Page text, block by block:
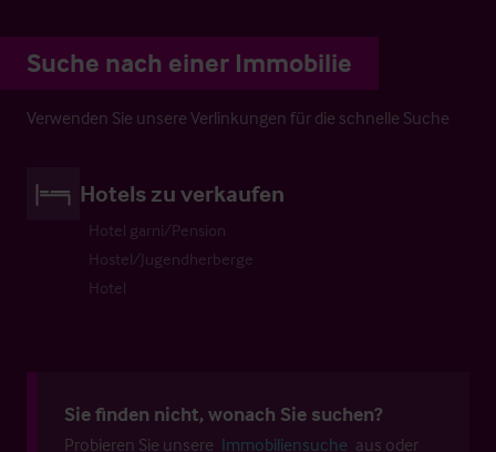
Suche nach einer Immobilie
Verwenden Sie unsere Verlinkungen für die schnelle Suche
Hotels zu verkaufen
Hotel garni/Pension
Hostel/Jugendherberge
Hotel
Sie finden nicht, wonach Sie suchen?
Probieren Sie unsere Immobiliensuche aus oder